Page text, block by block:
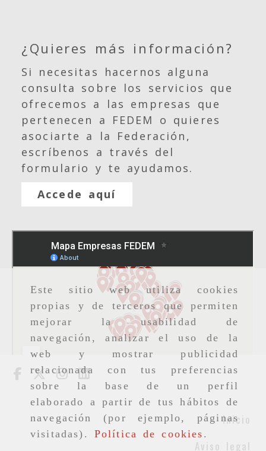
Este sitio web utiliza cookies
propias y de terceros que permiten
mejorar la usabilidad de
navegación, analizar el uso de la
web y mostrar publicidad
relacionada con tus preferencias
sobre la base de un perfil
elaborado a partir de tus hábitos de
navegación (por ejemplo, páginas
visitadas). Política de cookies .
¿Quieres más información?
Si necesitas hacernos alguna
consulta sobre los servicios que
ofrecemos a las empresas que
pertenecen a FEDEM o quieres
asociarte a la Federación,
escríbenos a través del
formulario y te ayudamos.
Accede aquí
Inicio
Aviso legal